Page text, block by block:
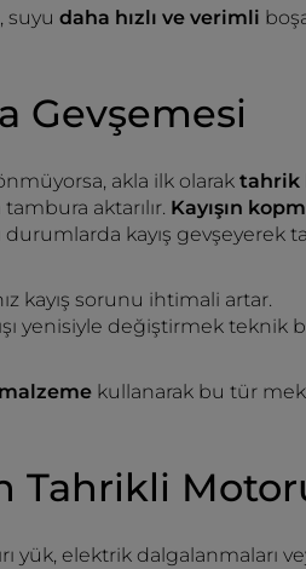
, suyu daha hızlı ve verimli
Gevşemesi
akla ilk olarak tahrik
aktarılır. Kayışın
kayış gevşeyerek
kayış sorunu ihtimali artar.
yenisiyle değiştirmek
kullanarak bu tür
Tahrikli
yük, elektrik dalgalanmaları